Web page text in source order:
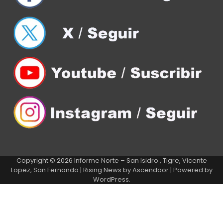
Copyright © 2026 Informe Norte – San Isidro , Tigre, Vicente
Lopez, San Fernando | Rising News byAscendoor| Powered by
WordPress.